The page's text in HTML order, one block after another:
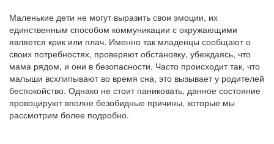
Маленькие дети не могут выразить свои эмоции, их
единственным способом коммуникации с окружающими
является крик или плач. Именно так младенцы сообщают о
своих потребностях, проверяют обстановку, убеждаясь, что
мама рядом, и они в безопасности. Часто происходит так, что
малыши всхлипывают во время сна, это вызывает у родителей
беспокойство. Однако не стоит паниковать, данное состояние
провоцируют вполне безобидные причины, которые мы
рассмотрим более подробно.